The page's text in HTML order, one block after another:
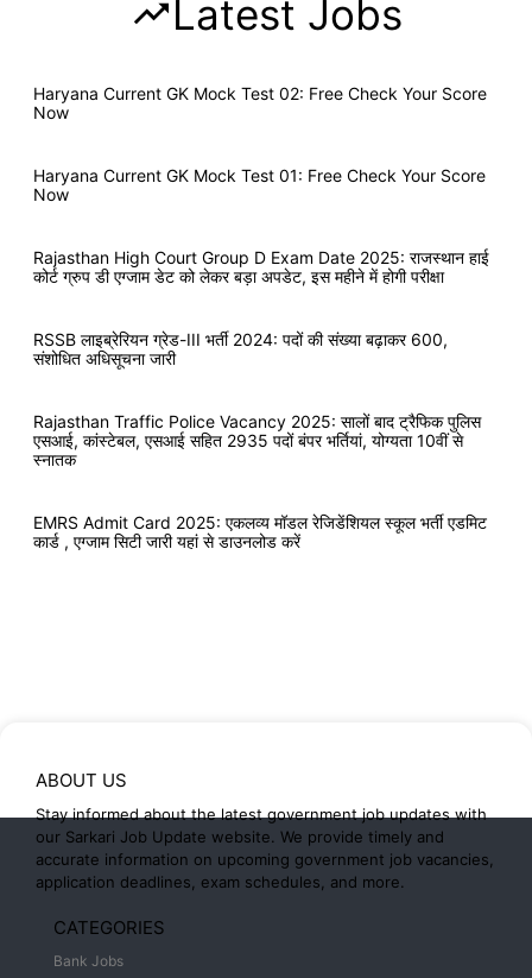
Latest Jobs
Haryana Current GK Mock Test 02: Free Check Your Score
Now
Haryana Current GK Mock Test 01: Free Check Your Score
Now
Rajasthan High Court Group D Exam Date 2025: राजस्थान हाई
कोर्ट ग्रुप डी एग्जाम डेट को लेकर बड़ा अपडेट, इस महीने में होगी परीक्षा
RSSB लाइब्रेरियन ग्रेड-III भर्ती 2024: पदों की संख्या बढ़ाकर 600,
संशोधित अधिसूचना जारी
Rajasthan Traffic Police Vacancy 2025: सालों बाद ट्रैफिक पुलिस
एसआई, कांस्टेबल, एसआई सहित 2935 पदों बंपर भर्तियां, योग्यता 10वीं से
स्नातक
EMRS Admit Card 2025: एकलव्य मॉडल रेजिडेंशियल स्कूल भर्ती एडमिट
कार्ड , एग्जाम सिटी जारी यहां से डाउनलोड करें
ABOUT US
Stay informed about the latest government job updates with
our Sarkari Job Update website. We provide timely and
accurate information on upcoming government job vacancies,
application deadlines, exam schedules, and more.
CATEGORIES
Bank Jobs